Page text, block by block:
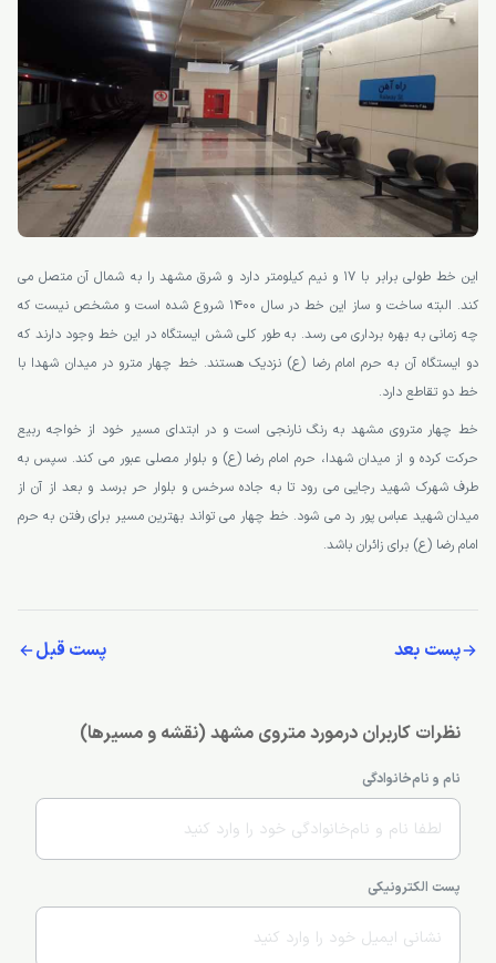
این خط طولی برابر با 17 و نیم کیلومتر دارد و شرق مشهد را به شمال آن متصل می
کند. البته ساخت و ساز این خط در سال 1400 شروع شده است و مشخص نیست که
چه زمانی به بهره برداری می رسد. به طور کلی شش ایستگاه در این خط وجود دارند که
دو ایستگاه آن به حرم امام رضا (ع) نزدیک هستند. خط چهار مترو در میدان شهدا با
خط دو تقاطع دارد.
خط چهار متروی مشهد به رنگ نارنجی است و در ابتدای مسیر خود از خواجه ربیع
حرکت کرده و از میدان شهدا، حرم امام رضا (ع) و بلوار مصلی عبور می کند. سپس به
طرف شهرک شهید رجایی می رود تا به جاده سرخس و بلوار حر برسد و بعد از آن از
میدان شهید عباس پور رد می شود. خط چهار می تواند بهترین مسیر برای رفتن به حرم
امام رضا (ع) برای زائران باشد.
پست بعد پست قبل
نظرات کاربران درمورد متروی مشهد (نقشه و مسیرها)
نام و نام‌خانوادگی
پست الکترونیکی